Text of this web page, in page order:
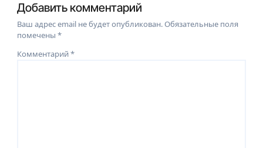
Добавить комментарий
Ваш адрес email не будет опубликован.Обязательные поля
помечены*
Комментарий*